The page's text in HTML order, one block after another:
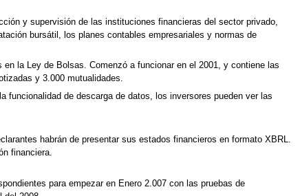
y supervisión de las instituciones financieras del sector privado,
bursátil, los planes contables empresariales y normas de
la Ley de Bolsas. Comenzó a funcionar en el 2001, y contiene las
y 3.000 mutualidades.
funcionalidad de descarga de datos, los inversores pueden ver las
habrán de presentar sus estados financieros en formato XBRL.
financiera.
para empezar en Enero 2.007 con las pruebas de